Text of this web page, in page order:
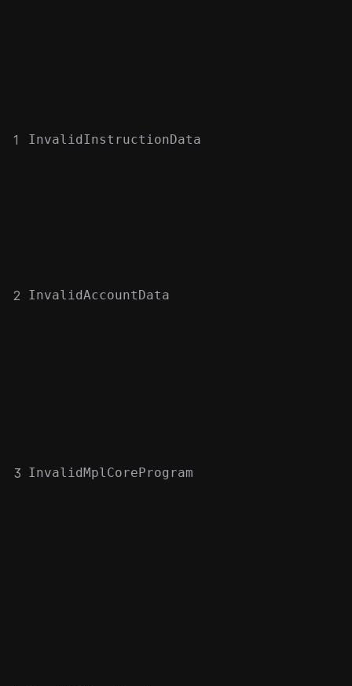
1 InvalidInstructionData
2 InvalidAccountData
3 InvalidMplCoreProgram